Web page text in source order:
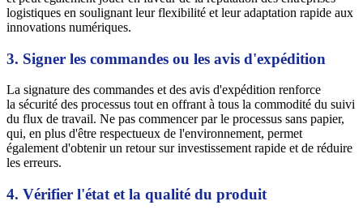
logistiques en soulignant leur flexibilité et leur adaptation rapide aux
innovations numériques.
3. Signer les commandes ou les avis d'expédition
La signature des commandes et des avis d'expédition renforce
la sécurité des processus tout en offrant à tous la commodité du suivi
du flux de travail. Ne pas commencer par le processus sans papier,
qui, en plus d'être respectueux de l'environnement, permet
également d'obtenir un retour sur investissement rapide et de réduire
les erreurs.
4. Vérifier l'état et la qualité du produit